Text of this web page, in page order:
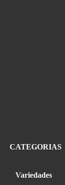
CATEGORIAS
Variedades